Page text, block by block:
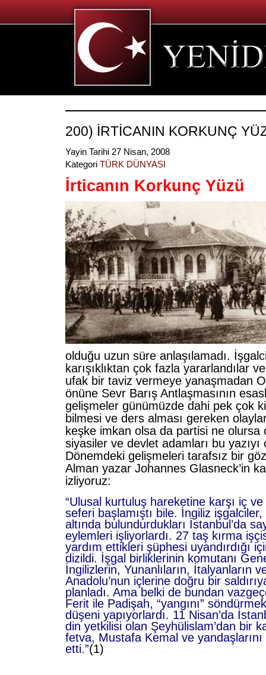
200) İRTİCANIN KORKUNÇ
Yayin Tarihi 27 Nisan, 2008
Kategori TÜRK DÜNYASI
İrticanın Korkunç Yüzü
olduğu uzun süre anlaşılamadı.
karışıklıktan çok fazla yararlandılar
ufak bir taviz vermeye yanaşmadan
önüne Sevr Barış Antlaşmasının
gelişmeler günümüzde dahi pek çok
bilmesi ve ders alması gereken
keşke imkan olsa da partisi ne olursa
siyasiler ve devlet adamları bu
Dönemdeki gelişmeleri tarafsız bir
Alman yazar Johannes Glasneck’in
izliyoruz:
“Ulusal kurtuluş hareketine karşı iç
seferi başlamıştı bile. İngiliz işgalciler,
altında bulundurdukları İstanbul’da
eylemleri işliyorlardı. 27 taş kırma
yardım ettikleri şüphesi uyandırdığı
dizildi. İşgal birliklerinin komutanı
İngilizlerin, Yunanlıların, İtalyanların
Anadolu’nun içlerine doğru bir
planladı. Ama belki de bundan
Ferit ile Padişah, “yangını”
düşeni yapıyorlardı. 11 Nisan’da
din yetkilisi olan Şeyhülislam’dan bir
fetva, Mustafa Kemal ve
etti.”(1)